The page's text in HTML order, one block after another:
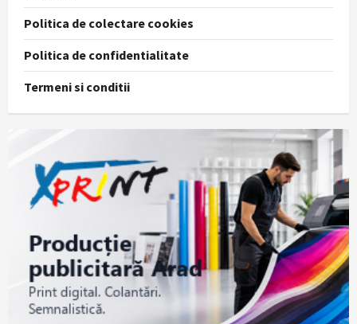
Politica de colectare cookies
Politica de confidentialitate
Termeni si conditii